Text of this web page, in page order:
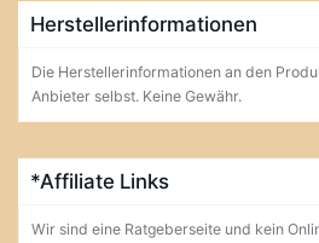
Herstellerinformationen
Die Herstellerinformationen an den
Anbieter selbst. Keine Gewähr.
*Affiliate Links
Wir sind eine Ratgeberseite und kein